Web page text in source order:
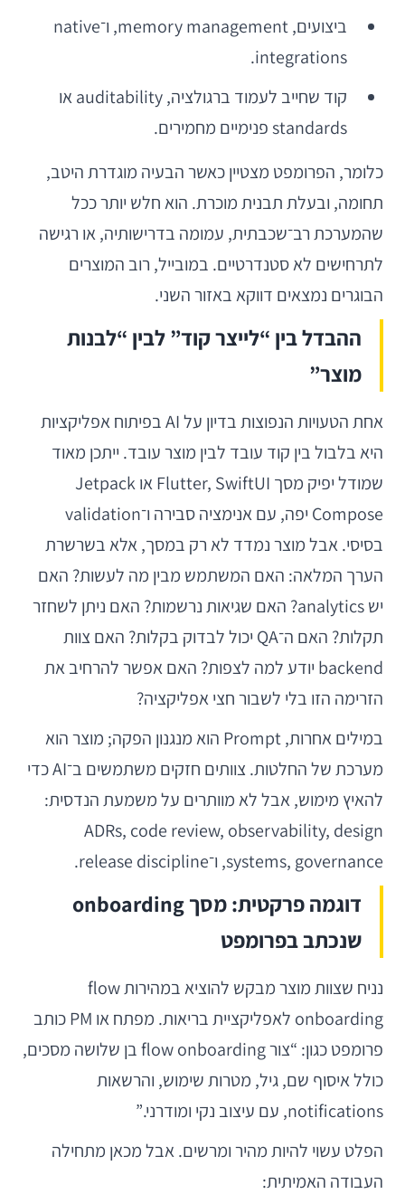
ביצועים, memory management, ו־native
integrations.
קוד שחייב לעמוד ברגולציה, auditability או
standards פנימיים מחמירים.
כלומר, הפרומפט מצטיין כאשר הבעיה מוגדרת היטב,
תחומה, ובעלת תבנית מוכרת. הוא חלש יותר ככל
שהמערכת רב־שכבתית, עמומה בדרישותיה, או רגישה
לתרחישים לא סטנדרטיים. במובייל, רוב המוצרים
הבוגרים נמצאים דווקא באזור השני.
ההבדל בין “לייצר קוד” לבין “לבנות
מוצר”
אחת הטעויות הנפוצות בדיון על AI בפיתוח אפליקציות
היא בלבול בין קוד עובד לבין מוצר עובד. ייתכן מאוד
שמודל יפיק מסך Flutter, SwiftUI או Jetpack
Compose יפה, עם אנימציה סבירה ו־validation
בסיסי. אבל מוצר נמדד לא רק במסך, אלא בשרשרת
הערך המלאה: האם המשתמש מבין מה לעשות? האם
יש analytics? האם שגיאות נרשמות? האם ניתן לשחזר
תקלות? האם ה־QA יכול לבדוק בקלות? האם צוות
backend יודע למה לצפות? האם אפשר להרחיב את
הזרימה הזו בלי לשבור חצי אפליקציה?
במילים אחרות, Prompt הוא מנגנון הפקה; מוצר הוא
מערכת של החלטות. צוותים חזקים משתמשים ב־AI כדי
להאיץ מימוש, אבל לא מוותרים על משמעת הנדסית:
ADRs, code review, observability, design
systems, governance, ו־release discipline.
דוגמה פרקטית: מסך onboarding
שנכתב בפרומפט
נניח שצוות מוצר מבקש להוציא במהירות flow
onboarding לאפליקציית בריאות. מפתח או PM כותב
פרומפט כגון: “צור flow onboarding בן שלושה מסכים,
כולל איסוף שם, גיל, מטרות שימוש, והרשאות
notifications, עם עיצוב נקי ומודרני.”
הפלט עשוי להיות מהיר ומרשים. אבל מכאן מתחילה
העבודה האמיתית: